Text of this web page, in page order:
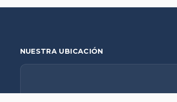
NUESTRA UBICACIÓN